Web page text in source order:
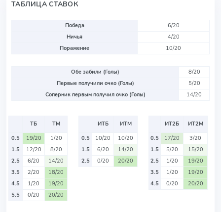
ТАБЛИЦА СТАВОК
Победа
6/20
Ничья
4/20
Поражение
10/20
Обе забили (Голы)
8/20
Первые получили очко (Голы)
5/20
Соперник первым получил очко (Голы)
14/20
ТБ
ТМ
0.5
19/20
1/20
1.5
12/20
8/20
2.5
6/20
14/20
3.5
2/20
18/20
4.5
1/20
19/20
5.5
0/20 20/20
ИТБ
ИТМ
0.5
10/20
10/20
1.5
6/20
14/20
2.5
0/20 20/20
ИТ2Б
ИТ2М
0.5
17/20
3/20
1.5
5/20
15/20
2.5
1/20
19/20
3.5
1/20
19/20
4.5
0/20 20/20